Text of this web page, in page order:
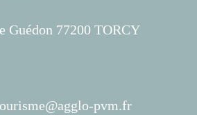
Guédon 77200 TORCY
pvm.fr